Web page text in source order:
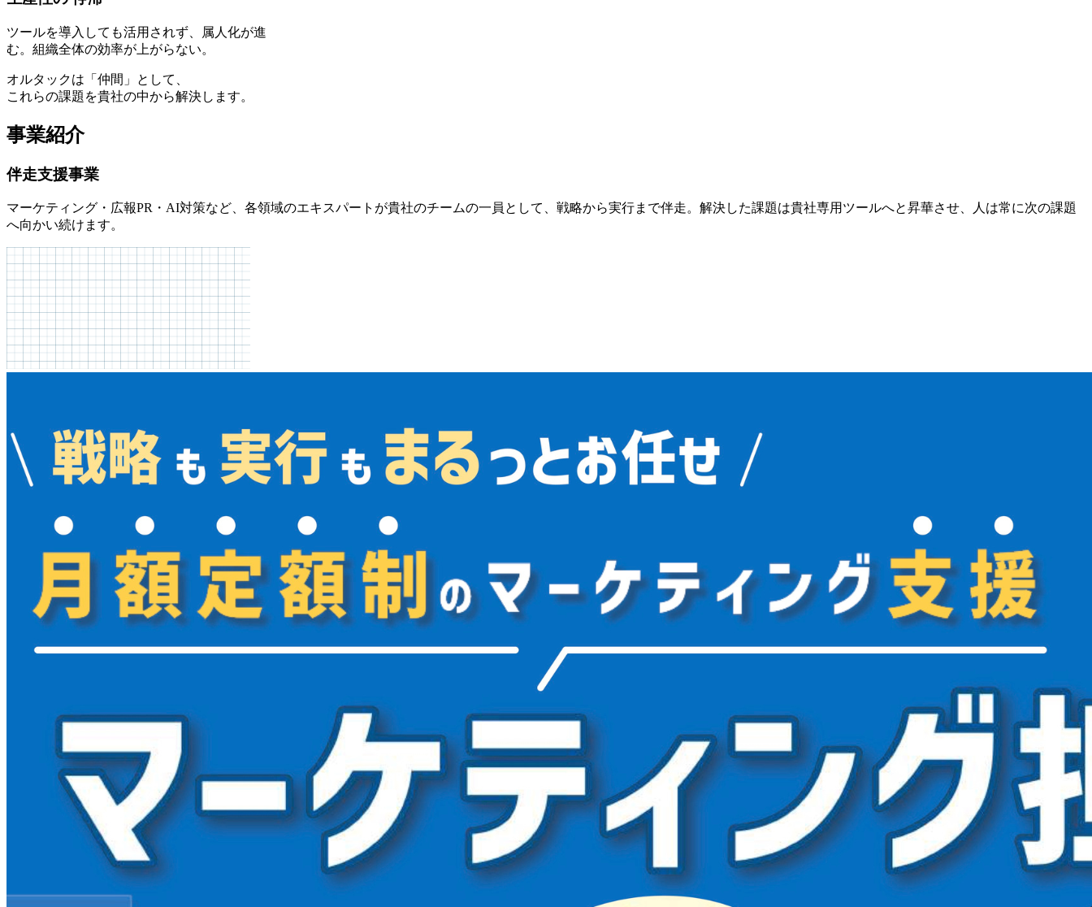
ツールを導入しても活用されず、属人化が進
む。組織全体の効率が上がらない。
オルタックは「仲間」として、
これらの課題を貴社の中から解決します。
事業紹介
伴走支援事業
マーケティング・広報PR・AI対策など、各領域のエキスパートが貴社のチームの一員として、戦略から実行まで伴走。解決した課題は貴社専用ツールへと昇華させ、人は常に次の課題
へ向かい続けます。